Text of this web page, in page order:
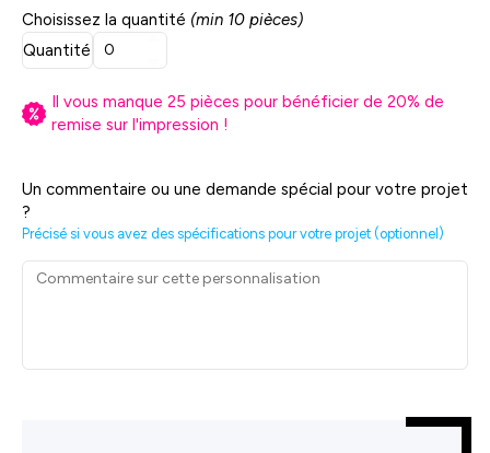
Choisissez la quantité (min 10 pièces)
Quantité
Il vous manque 25 pièces pour bénéficier de 20% de
remise sur l'impression !
Un commentaire ou une demande spécial pour votre projet
?
Précisé si vous avez des spécifications pour votre projet (optionnel)